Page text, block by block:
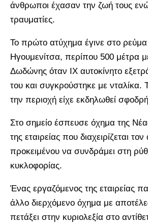
άνθρωποι έχασαν την ζωή τους
τραυματίες.
Το πρώτο ατύχημα έγινε στο
Ηγουμενίτσα, περίπου 500 μέτρα
Δωδώνης όταν ΙΧ αυτοκίνητο
του και συγκρούστηκε με νταλίκα.
την περιοχή είχε εκδηλωθεί
Στο σημείο έσπευσε όχημα της
της εταιρείας που διαχειρίζεται
προκειμένου να συνδράμει στη
κυκλοφορίας.
Ένας εργαζόμενος της εταιρείας
άλλο διερχόμενο όχημα με
πετάξει στην κυριολεξία στο